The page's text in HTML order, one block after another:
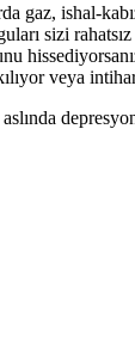
gaz, ishal-
sizi
veya intihar